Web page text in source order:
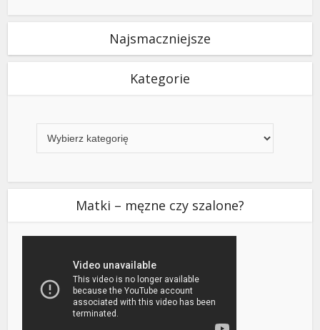
Najsmaczniejsze
Kategorie
Matki – męzne czy szalone?